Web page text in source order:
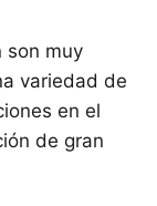
son muy
variedad de
en el
de gran